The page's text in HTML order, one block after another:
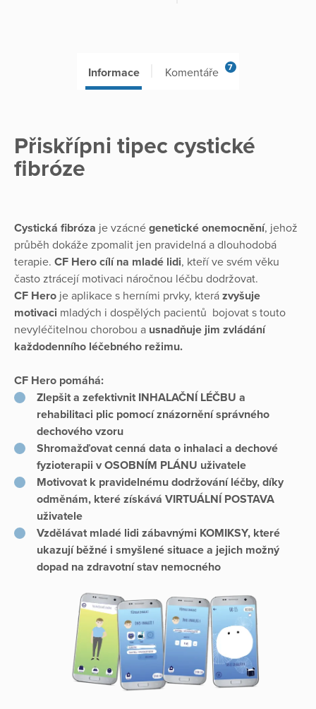
Informace Komentáře 7
Přiskřípni tipec cystické
fibróze
Cystická fibróza je vzácné genetické onemocnění, jehož
průběh dokáže zpomalit jen pravidelná a dlouhodobá
terapie. CF Hero cílí na mladé lidi, kteří ve svém věku
často ztrácejí motivaci náročnou léčbu dodržovat.
CF Hero je aplikace s herními prvky, která zvyšuje
motivaci mladých i dospělých pacientů bojovat s touto
nevyléčitelnou chorobou a usnadňuje jim zvládání
každodenního léčebného režimu.
CF Hero pomáhá:
Zlepšit a zefektivnit INHALAČNÍ LÉČBU a
rehabilitaci plic pomocí znázornění správného
dechového vzoru
Shromažďovat cenná data o inhalaci a dechové
fyzioterapii v OSOBNÍM PLÁNU uživatele
Motivovat k pravidelnému dodržování léčby, díky
odměnám, které získává VIRTUÁLNÍ POSTAVA
uživatele
Vzdělávat mladé lidi zábavnými KOMIKSY, které
ukazují běžné i smyšlené situace a jejich možný
dopad na zdravotní stav nemocného